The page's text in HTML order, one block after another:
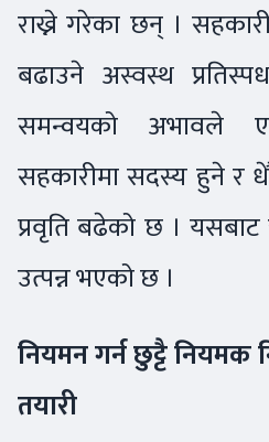
राख्ने गरेका छन् ।
बढाउने अस्वस्थ
समन्वयको अभावले
सहकारीमा सदस्य हुने र
प्रवृति बढेको छ ।
उत्पन्न भएको छ ।
नियमन गर्न छुट्टै नियमक
तयारी